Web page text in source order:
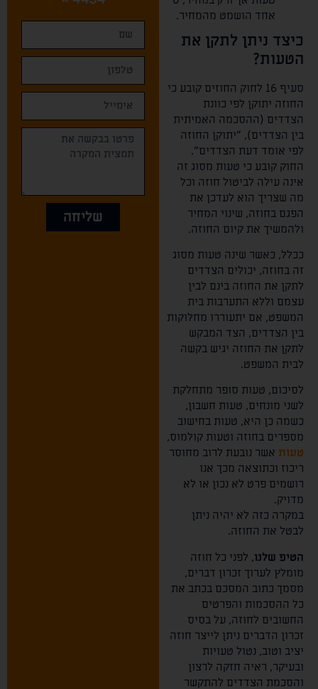
אחד הושמט מהמחיר.
כיצד ניתן לתקן את
הטעות?
סעיף 16 לחוק החוזים קובע כי
החוזה יתוקן לפי כוונת
הצדדים (ההסכמה האמיתית
בין הצדדים), "יתוקן החוזה
לפי אומד דעת הצדדים".
החוק קובע כי טעות מסוג זה
אינה עילה לביטול חוזה וכל
מה שצריך הוא לעדכן את
הפגם בחוזה, שינוי המחיר
ולהמשיך את קיום החוזה.
ככלל, כאשר שינה טעות מסוג
זה בחוזה, יכולים הצדדים
לתקן את החוזה בינם לבין
עצמם וללא התערבות בית
המשפט, אם יתעוררו מחלוקות
בין הצדדים, הצד המבקש
לתקן את החוזה יגיש בקשה
לבית המשפט.
לסיכום, טעות סופר מתחלקת
לשני מונחים, טעות חשבון,
כשמה כן היא, טעות בחישוב
מספרים בחוזה וטעות קולמוס,
טעותאשר נובעת לרוב מחוסר
ריכוז וכתוצאה מכך אנו
רושמים פרט לא נכון או לא
מדויק.
במקרה כזה לא יהיה ניתן
לבטל את החוזה.
הטיפ שלנו, לפני כל חוזה
מומלץ לערוך זכרון דברים,
מסמך כתוב המסכם בכתב את
כל ההסכמות והפרטים
החשובים לחוזה, על בסיס
זכרון הדברים ניתן לייצר חוזה
יציב וטוב, נטול טעויות
ובעיקר, ראיה חזקה לרצון
והסכמת הצדדים להתקשר
שליחה